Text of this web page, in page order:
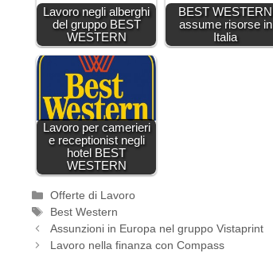
Lavoro negli alberghi
del gruppo BEST
WESTERN
BEST WESTERN
assume risorse in
Italia
Lavoro per camerieri
e receptionist negli
hotel BEST
WESTERN
Categorie
Offerte di Lavoro
Tag
Best Western
Assunzioni in Europa nel gruppo Vistaprint
Lavoro nella finanza con Compass